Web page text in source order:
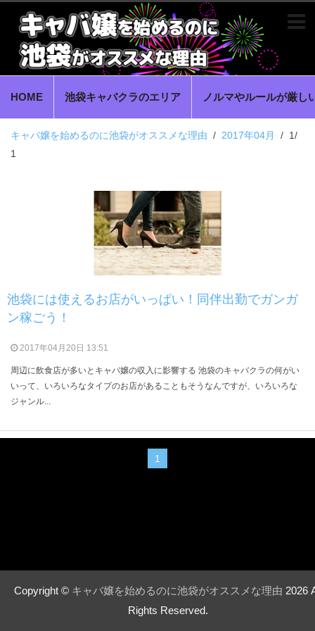
HOME 池袋キャバクラのエリア ノルマやルールが厳し
キャバ嬢を始めるのに池袋がオススメな理由 2017年04月
1/
1
池袋には使えるお店がいっぱい！同伴出勤でガンガ
ン稼ごう！
2017年04月20日 13:51
周辺に飲食店が多いとキャバ嬢の収入に影響する 池袋のキャバクラの何がい
いって、いろいろなタイプのお店があることもそうなんですが、いろいろな
ジャンル...
1
Copyright © キャバ嬢を始めるのに池袋がオススメな理由 2026
Rights Reserved.